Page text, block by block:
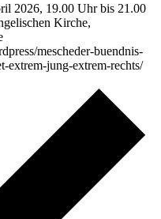
2026, 19.00 Uhr bis 21.00
Kirche,
mescheder-buendnis-
extrem-jung-extrem-rechts/